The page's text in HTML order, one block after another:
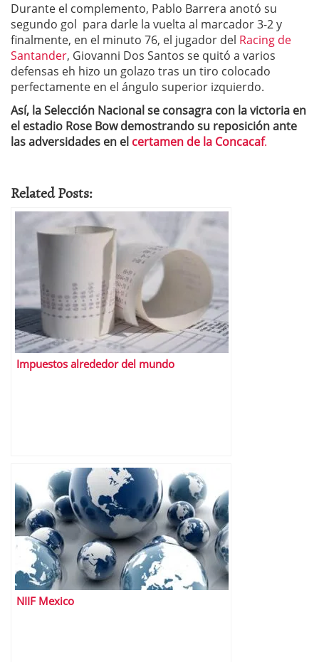
Durante el complemento, Pablo Barrera anotó su
segundo gol para darle la vuelta al marcador 3-2 y
finalmente, en el minuto 76, el jugador del Racing de
Santander, Giovanni Dos Santos se quitó a varios
defensas eh hizo un golazo tras un tiro colocado
perfectamente en el ángulo superior izquierdo.
Así, la Selección Nacional se consagra con la victoria en
el estadio Rose Bow demostrando su reposición ante
las adversidades en el certamen de la Concacaf.
Related Posts:
Impuestos alrededor del mundo
NIIF Mexico